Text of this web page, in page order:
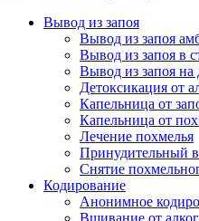
Вывод из запоя
Вывод из запоя
Вывод из запоя в
Вывод из запоя на
Детоксикация от
Капельница от
Капельница от
Лечение похмелья
Принудительный
Снятие
Кодирование
Анонимное
Вшивание от